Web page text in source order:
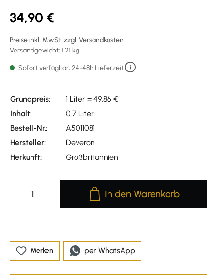
34,90 €
Preise inkl. MwSt. zzgl. Versandkosten
Versandgewicht: 1.21 kg
Sofort verfügbar, 24-48h Lieferzeit
Grundpreis:
1 Liter = 49,86 €
Inhalt:
0.7 Liter
Bestell-Nr.:
A5011081
Hersteller:
Deveron
Herkunft:
Großbritannien
Produkt Anzahl: Gib den
In den Warenkorb
Merken per WhatsApp